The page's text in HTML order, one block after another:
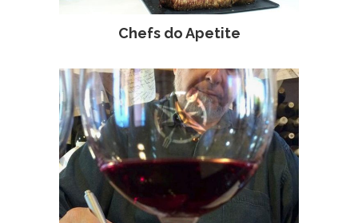
Chefs do Apetite